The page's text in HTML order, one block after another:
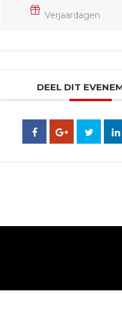
Verjaardagen
DEEL DIT